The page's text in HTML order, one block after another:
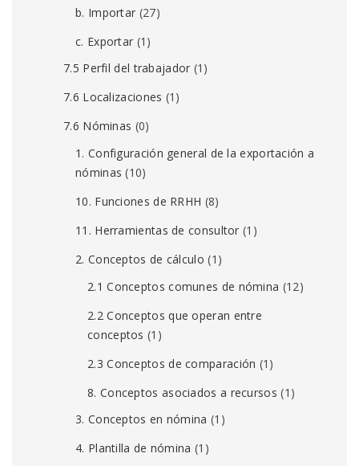
b. Importar (27)
c. Exportar (1)
7.5 Perfil del trabajador (1)
7.6 Localizaciones (1)
7.6 Nóminas (0)
1. Configuración general de la exportación a
nóminas (10)
10. Funciones de RRHH (8)
11. Herramientas de consultor (1)
2. Conceptos de cálculo (1)
2.1 Conceptos comunes de nómina (12)
2.2 Conceptos que operan entre
conceptos (1)
2.3 Conceptos de comparación (1)
8. Conceptos asociados a recursos (1)
3. Conceptos en nómina (1)
4. Plantilla de nómina (1)